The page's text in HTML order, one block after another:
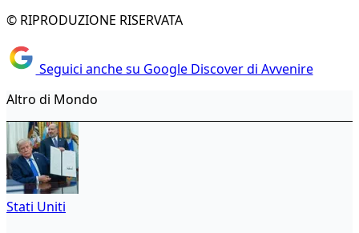
© RIPRODUZIONE RISERVATA
Seguici anche su Google Discover di Avvenire
Altro di Mondo
Stati Uniti